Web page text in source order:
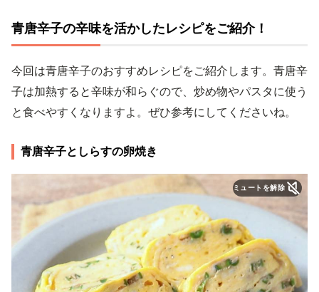
青唐辛子の辛味を活かしたレシピをご紹介！
今回は青唐辛子のおすすめレシピをご紹介します。青唐辛
子は加熱すると辛味が和らぐので、炒め物やパスタに使う
と食べやすくなりますよ。ぜひ参考にしてくださいね。
青唐辛子としらすの卵焼き
ミュートを解除